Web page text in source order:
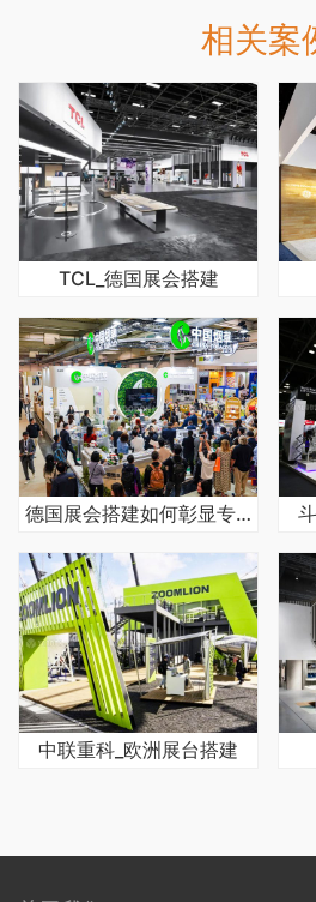
相关案
TCL_德国展会搭建
德国展会搭建如何彰显专业品质
中联重科_欧洲展台搭建